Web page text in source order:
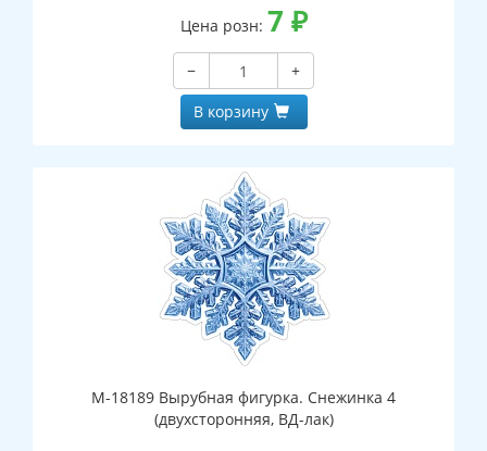
Цена розн: 7 ₽
−
+
В корзину
М-18189 Вырубная фигурка. Снежинка 4
(двухсторонняя, ВД-лак)